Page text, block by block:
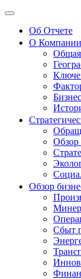
Об Отчете
О Компании
Обзор
Обзор
Сбыт